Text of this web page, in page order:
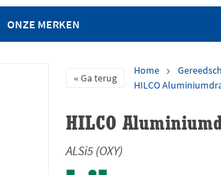
ONZE MERKEN
Ga terug
Home
HILCO
HILCO
ALSi5 (OXY)